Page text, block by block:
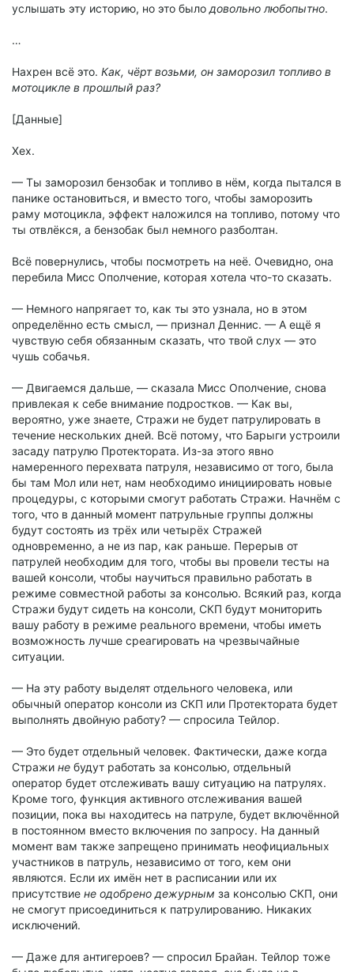
услышать эту историю, но это было довольно любопытно.
…
Нахрен всё это. Как, чёрт возьми, он заморозил топливо в
мотоцикле в прошлый раз?
[Данные]
Хех.
— Ты заморозил бензобак и топливо в нём, когда пытался в
панике остановиться, и вместо того, чтобы заморозить
раму мотоцикла, эффект наложился на топливо, потому что
ты отвлёкся, а бензобак был немного разболтан.
Всё повернулись, чтобы посмотреть на неё. Очевидно, она
перебила Мисс Ополчение, которая хотела что-то сказать.
— Немного напрягает то, как ты это узнала, но в этом
определённо есть смысл, — признал Деннис. — А ещё я
чувствую себя обязанным сказать, что твой слух — это
чушь собачья.
— Двигаемся дальше, — сказала Мисс Ополчение, снова
привлекая к себе внимание подростков. — Как вы,
вероятно, уже знаете, Стражи не будет патрулировать в
течение нескольких дней. Всё потому, что Барыги устроили
засаду патрулю Протектората. Из-за этого явно
намеренного перехвата патруля, независимо от того, была
бы там Мол или нет, нам необходимо инициировать новые
процедуры, с которыми смогут работать Стражи. Начнём с
того, что в данный момент патрульные группы должны
будут состоять из трёх или четырёх Стражей
одновременно, а не из пар, как раньше. Перерыв от
патрулей необходим для того, чтобы вы провели тесты на
вашей консоли, чтобы научиться правильно работать в
режиме совместной работы за консолью. Всякий раз, когда
Стражи будут сидеть на консоли, СКП будут мониторить
вашу работу в режиме реального времени, чтобы иметь
возможность лучше среагировать на чрезвычайные
ситуации.
— На эту работу выделят отдельного человека, или
обычный оператор консоли из СКП или Протектората будет
выполнять двойную работу? — спросила Тейлор.
— Это будет отдельный человек. Фактически, даже когда
Стражи не будут работать за консолью, отдельный
оператор будет отслеживать вашу ситуацию на патрулях.
Кроме того, функция активного отслеживания вашей
позиции, пока вы находитесь на патруле, будет включённой
в постоянном вместо включения по запросу. На данный
момент вам также запрещено принимать неофициальных
участников в патруль, независимо от того, кем они
являются. Если их имён нет в расписании или их
присутствие не одобрено дежурным за консолью СКП, они
не смогут присоединиться к патрулированию. Никаких
исключений.
— Даже для антигероев? — спросил Брайан. Тейлор тоже